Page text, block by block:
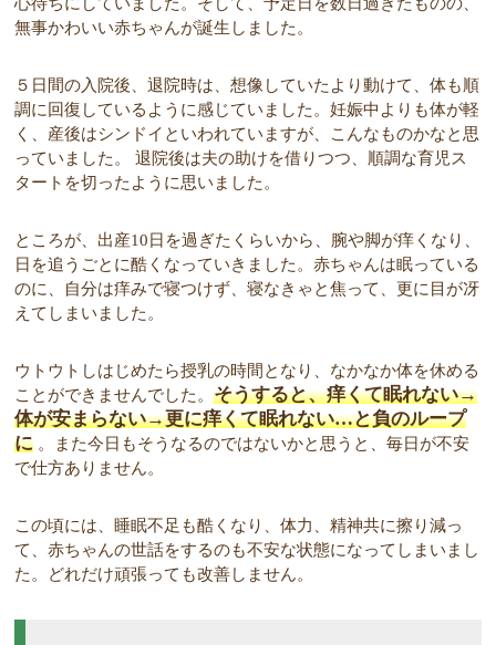
心待ちにしていました。そして、予定日を数日過ぎたものの、
無事かわいい赤ちゃんが誕生しました。
５日間の入院後、退院時は、想像していたより動けて、体も順
調に回復しているように感じていました。妊娠中よりも体が軽
く、産後はシンドイといわれていますが、こんなものかなと思
っていました。 退院後は夫の助けを借りつつ、順調な育児ス
タートを切ったように思いました。
ところが、出産10日を過ぎたくらいから、腕や脚が痒くなり、
日を追うごとに酷くなっていきました。赤ちゃんは眠っている
のに、自分は痒みで寝つけず、寝なきゃと焦って、更に目が冴
えてしまいました。
ウトウトしはじめたら授乳の時間となり、なかなか体を休める
ことができませんでした。そうすると、痒くて眠れない→
体が安まらない→更に痒くて眠れない…と負のループ
に 。また今日もそうなるのではないかと思うと、毎日が不安
で仕方ありません。
この頃には、睡眠不足も酷くなり、体力、精神共に擦り減っ
て、赤ちゃんの世話をするのも不安な状態になってしまいまし
た。どれだけ頑張っても改善しません。